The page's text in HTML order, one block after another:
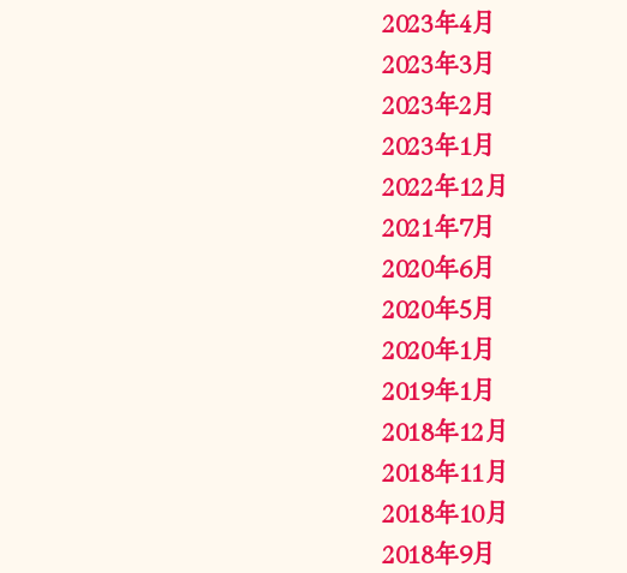
2023年4月
2023年3月
2023年2月
2023年1月
2022年12月
2021年7月
2020年6月
2020年5月
2020年1月
2019年1月
2018年12月
2018年11月
2018年10月
2018年9月